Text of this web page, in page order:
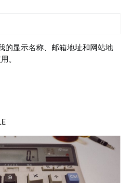
的显示名称、邮箱地址和网站地
。